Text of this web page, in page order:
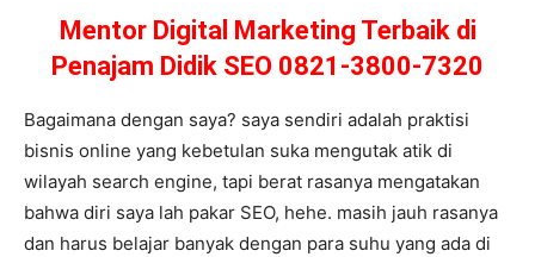
Mentor Digital Marketing Terbaik di
Penajam Didik SEO 0821-3800-7320
Bagaimana dengan saya? saya sendiri adalah praktisi
bisnis online yang kebetulan suka mengutak atik di
wilayah search engine, tapi berat rasanya mengatakan
bahwa diri saya lah pakar SEO, hehe. masih jauh rasanya
dan harus belajar banyak dengan para suhu yang ada di